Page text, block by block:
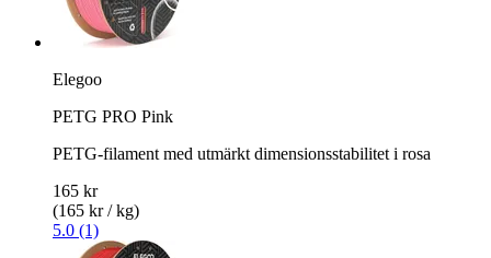
Elegoo
PETG PRO Pink
PETG-filament med utmärkt dimensionsstabilitet i rosa
165 kr
(165 kr / kg)
5.0 (1)